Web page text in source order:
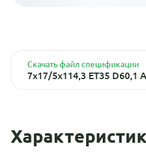
Скачать файл спецификации
7x17/5x114,3 ET35